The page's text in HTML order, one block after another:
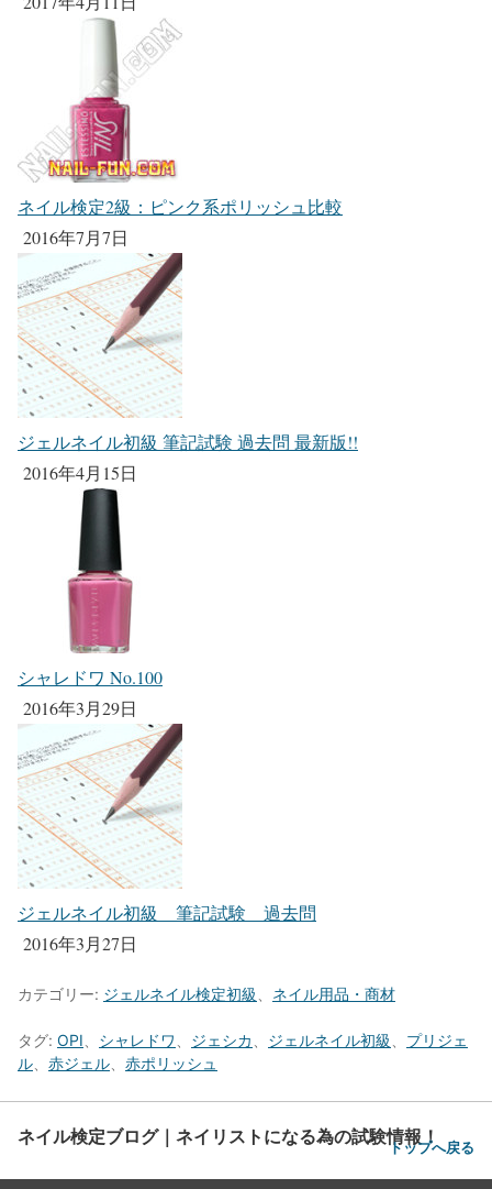
ネイル検定2級：ピンク系ポリッシュ比較
2016年7月7日
ジェルネイル初級 筆記試験 過去問 最新版!!
2016年4月15日
シャレドワ No.100
2016年3月29日
ジェルネイル初級 筆記試験 過去問
2016年3月27日
カテゴリー: ジェルネイル検定初級 ネイル用品・商材
タグ: OPI シャレドワ ジェシカ ジェルネイル初級
プリジェ
ル
赤ジェル 赤ポリッシュ
ネイル検定ブログ｜ネイリストになる為の試験情報！トップへ戻る